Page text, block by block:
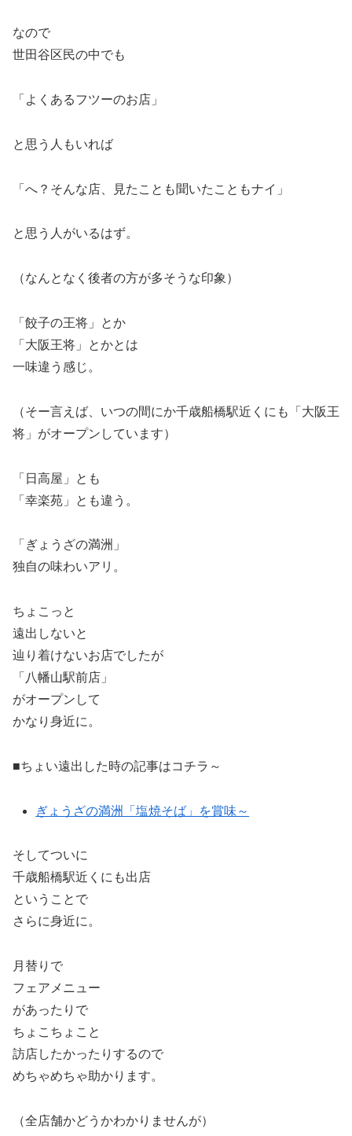
なので
世田谷区民の中でも
「よくあるフツーのお店」
と思う人もいれば
「へ？そんな店、見たことも聞いたこともナイ」
と思う人がいるはず。
（なんとなく後者の方が多そうな印象）
「餃子の王将」とか
「大阪王将」とかとは
一味違う感じ。
（そー言えば、いつの間にか千歳船橋駅近くにも「大阪王
将」がオープンしています）
「日高屋」とも
「幸楽苑」とも違う。
「ぎょうざの満洲」
独自の味わいアリ。
ちょこっと
遠出しないと
辿り着けないお店でしたが
「八幡山駅前店」
がオープンして
かなり身近に。
■ちょい遠出した時の記事はコチラ～
ぎょうざの満洲「塩焼そば」を賞味～
そしてついに
千歳船橋駅近くにも出店
ということで
さらに身近に。
月替りで
フェアメニュー
があったりで
ちょこちょこと
訪店したかったりするので
めちゃめちゃ助かります。
（全店舗かどうかわかりませんが）